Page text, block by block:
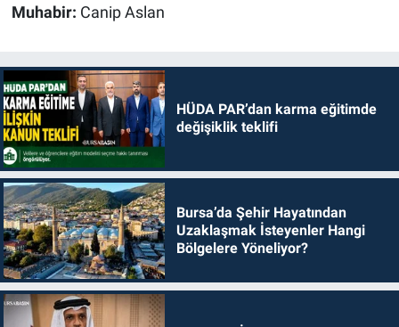
Muhabir: Canip Aslan
HÜDA PAR’dan karma eğitimde
değişiklik teklifi
Bursa’da Şehir Hayatından
Uzaklaşmak İsteyenler Hangi
Bölgelere Yöneliyor?